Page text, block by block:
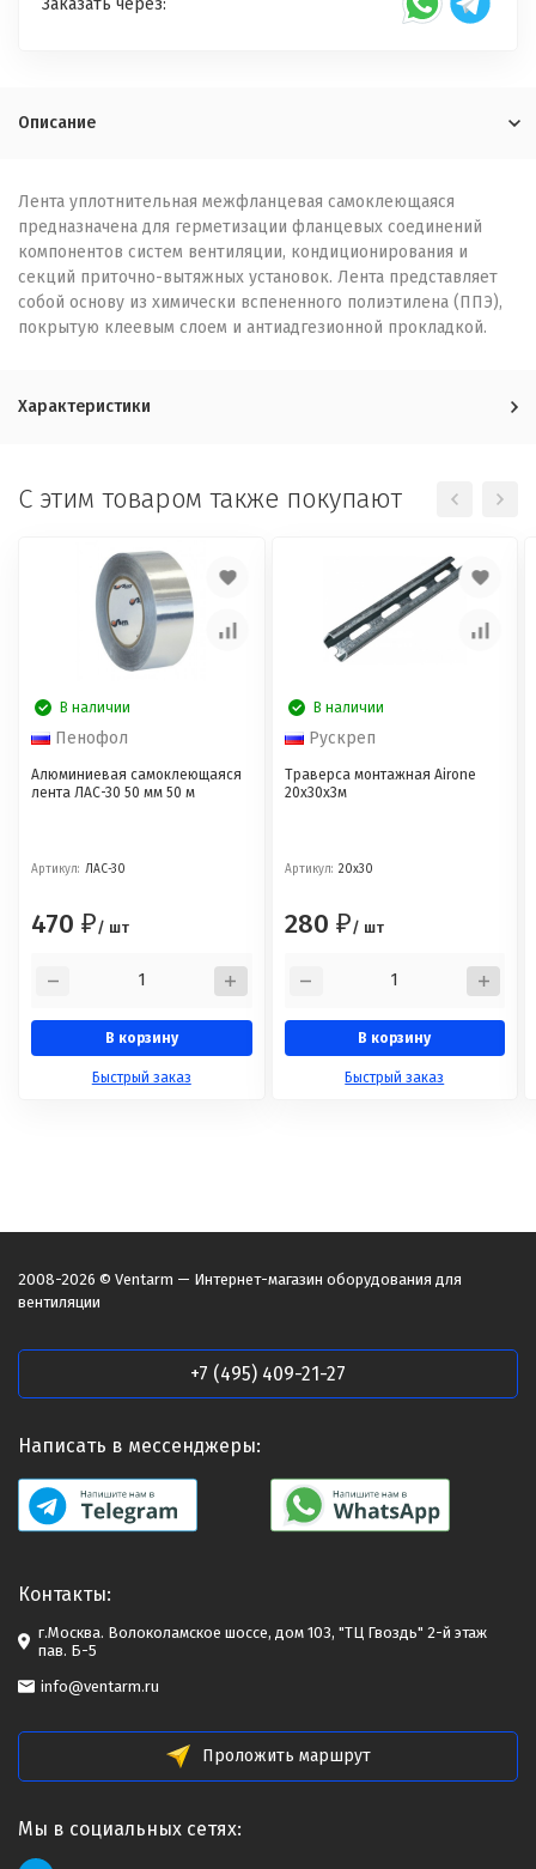
Описание
Лента уплотнительная межфланцевая самоклеющаяся
предназначена для герметизации фланцевых соединений
компонентов систем вентиляции, кондиционирования и
секций приточно-вытяжных установок. Лента представляет
собой основу из химически вспененного полиэтилена (ППЭ),
покрытую клеевым слоем и антиадгезионной прокладкой.
Характеристики
C этим товаром также покупают
В наличии
Пенофол
Алюминиевая самоклеющаяся
лента ЛАС-30 50 мм 50 м
Артикул: ЛАС-30
470 ₽/ шт
В корзину
Быстрый заказ
В наличии
Рускреп
Траверса монтажная Airone
20х30х3м
Артикул: 20х30
280 ₽/ шт
В корзину
Быстрый заказ
2008-2026 © Ventarm — Интернет-магазин оборудования для
вентиляции
+7 (495) 409-21-27
Написать в мессенджеры:
Контакты:
г.Москва. Волоколамское шоссе, дом 103, "ТЦ Гвоздь" 2-й этаж
пав. Б-5
info@ventarm.ru
Проложить маршрут
Мы в социальных сетях: